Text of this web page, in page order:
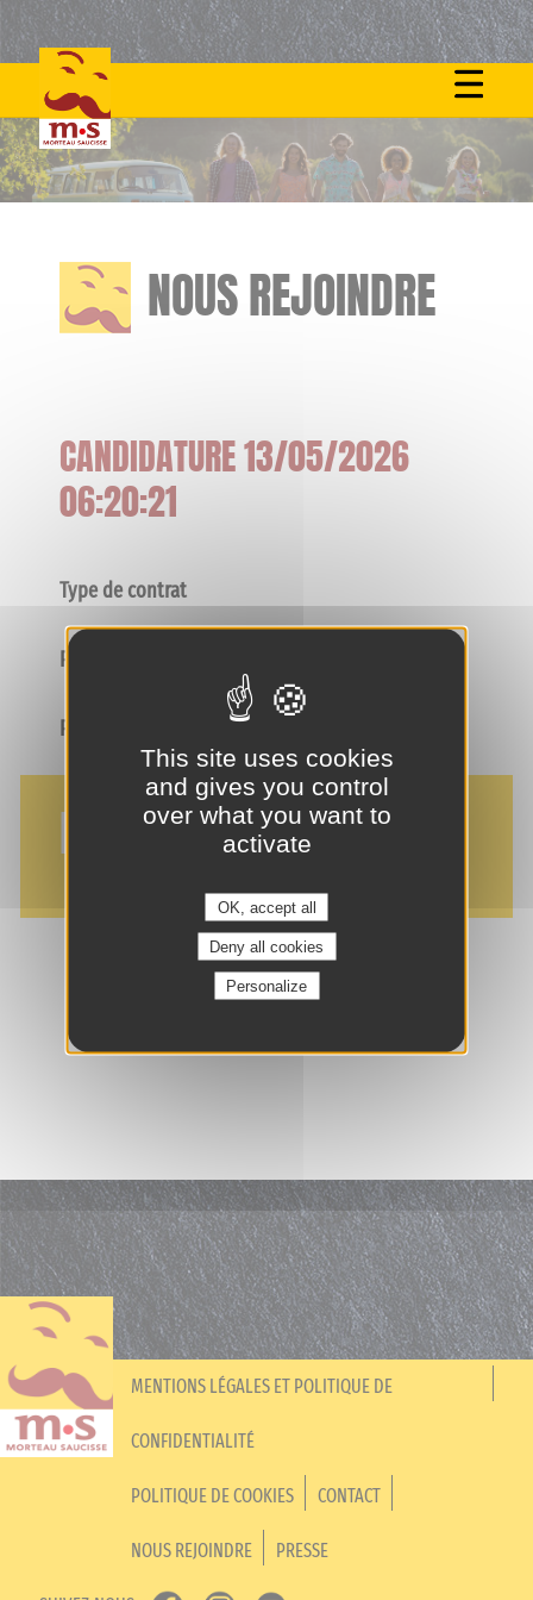
Skip
NOUS REJOINDRE
CANDIDATURE 13/05/2026
06:20:21
Type de contrat
Poste
Profil
NOS AVANTAGES
je suis intéressé(e) !
MENTIONS LÉGALES ET POLITIQUE DE
CONFIDENTIALITÉ
POLITIQUE DE COOKIES CONTACT
NOUS REJOINDRE PRESSE
This site uses cookies
and gives you control
over what you want to
activate
OK, accept all
Deny all cookies
Personalize